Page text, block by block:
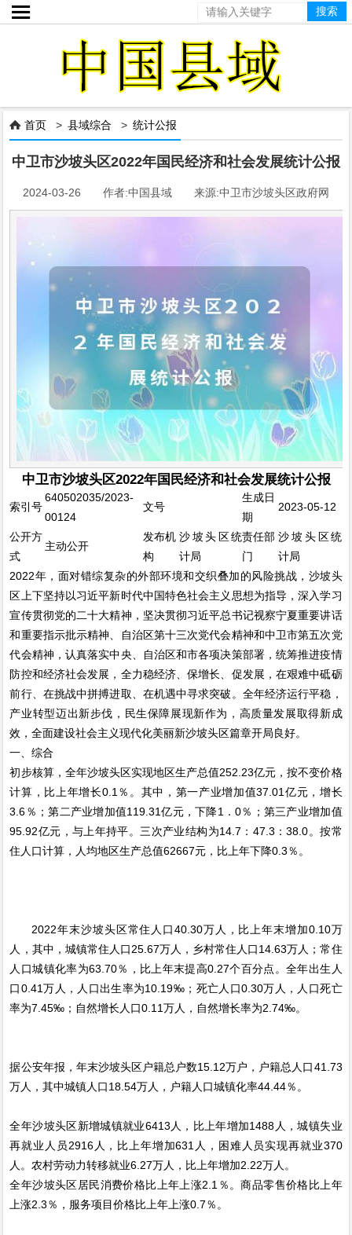

 首页 >县域综合 >统计公报
中卫市沙坡头区2022年国民经济和社会发展统计公报
2024-03-26 作者:中国县域 来源:中卫市沙坡头区政府网
中卫市沙坡头区2022年国民经济和社会发展统计公报
索引号
640502035/2023-
00124
文号
生成日
期
2023-05-12
公开方
式
主动公开
发布机
构
沙坡头区统
计局
责任部
门
沙坡头区统
计局
2022年，面对错综复杂的外部环境和交织叠加的风险挑战，沙坡头
区上下坚持以习近平新时代中国特色社会主义思想为指导，深入学习
宣传贯彻党的二十大精神，坚决贯彻习近平总书记视察宁夏重要讲话
和重要指示批示精神、自治区第十三次党代会精神和中卫市第五次党
代会精神，认真落实中央、自治区和市各项决策部署，统筹推进疫情
防控和经济社会发展，全力稳经济、保增长、促发展，在艰难中砥砺
前行、在挑战中拼搏进取、在机遇中寻求突破。全年经济运行平稳，
产业转型迈出新步伐，民生保障展现新作为，高质量发展取得新成
效，全面建设社会主义现代化美丽新沙坡头区篇章开局良好。
一、综合
初步核算，全年沙坡头区实现地区生产总值252.23亿元，按不变价格
计算，比上年增长0.1％。其中，第一产业增加值37.01亿元，增长
3.6％；第二产业增加值119.31亿元，下降1．0％；第三产业增加值
95.92亿元，与上年持平。三次产业结构为14.7：47.3：38.0。按常
住人口计算，人均地区生产总值62667元，比上年下降0.3％。
2022年末沙坡头区常住人口40.30万人，比上年末增加0.10万
人，其中，城镇常住人口25.67万人，乡村常住人口14.63万人；常住
人口城镇化率为63.70％，比上年末提高0.27个百分点。全年出生人
口0.41万人，人口出生率为10.19‰；死亡人口0.30万人，人口死亡
率为7.45‰；自然增长人口0.11万人，自然增长率为2.74‰。
据公安年报，年末沙坡头区户籍总户数15.12万户，户籍总人口41.73
万人，其中城镇人口18.54万人，户籍人口城镇化率44.44％。
全年沙坡头区新增城镇就业6413人，比上年增加1488人，城镇失业
再就业人员2916人，比上年增加631人，困难人员实现再就业370
人。农村劳动力转移就业6.27万人，比上年增加2.22万人。
全年沙坡头区居民消费价格比上年上涨2.1％。商品零售价格比上年
上涨2.3％，服务项目价格比上年上涨0.7％。